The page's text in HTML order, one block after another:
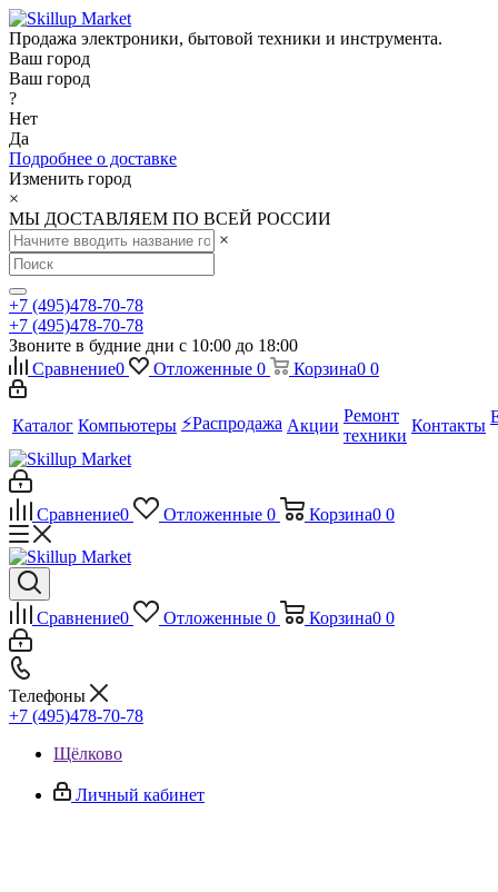
Продажа электроники, бытовой техники и инструмента.
Ваш город
Ваш город
?
Нет
Да
Подробнее о доставке
Изменить город
×
МЫ ДОСТАВЛЯЕМ ПО ВСЕЙ РОССИИ
×
+7 (495)478-70-78
+7 (495)478-70-78
Звоните в будние дни с 10:00 до 18:00
Сравнение0 Отложенные 0 Корзина0 0
Каталог Компьютеры ⚡️Распродажа Акции
Ремонт
техники
Контакты
Сравнение0 Отложенные 0 Корзина0 0
Сравнение0 Отложенные 0 Корзина0 0
Телефоны
+7 (495)478-70-78
Щёлково
Личный кабинет